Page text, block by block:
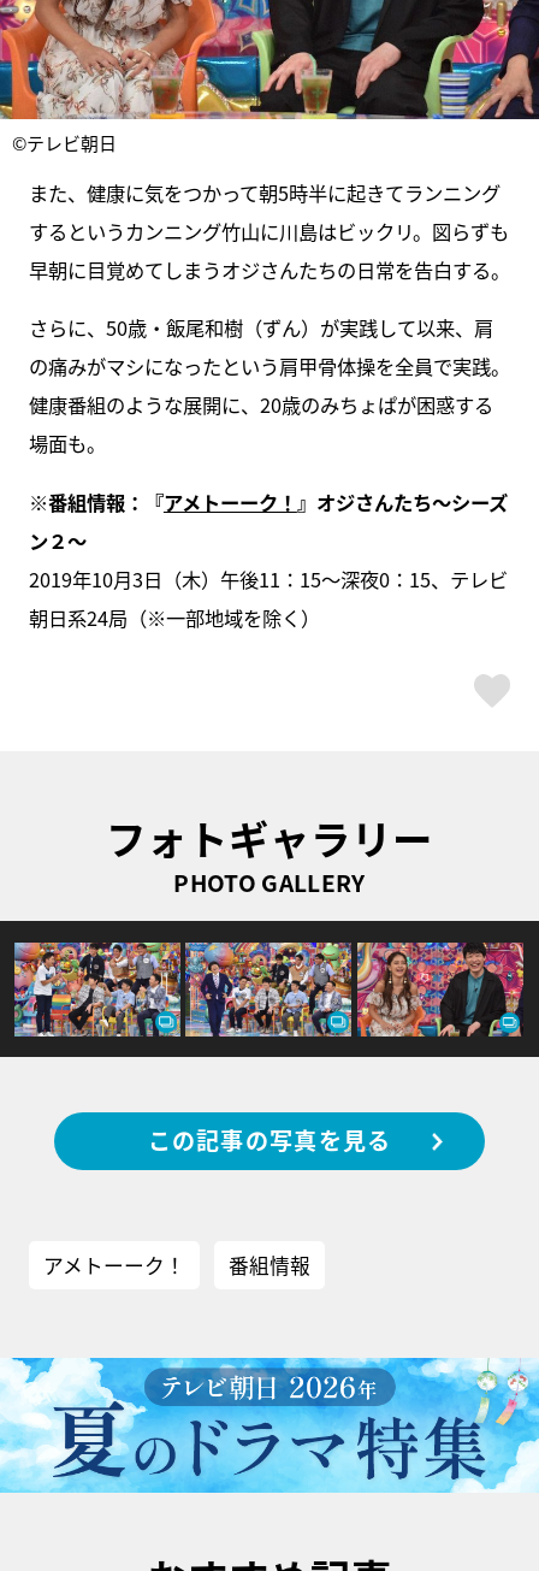
©テレビ朝日
また、健康に気をつかって朝5時半に起きてランニング
するというカンニング竹山に川島はビックリ。図らずも
早朝に目覚めてしまうオジさんたちの日常を告白する。
さらに、50歳・飯尾和樹（ずん）が実践して以来、肩
の痛みがマシになったという肩甲骨体操を全員で実践。
健康番組のような展開に、20歳のみちょぱが困惑する
場面も。
※番組情報：『アメトーーク！ 』オジさんたち～シーズ
ン２～
2019年10月3日（木）午後11：15～深夜0：15、テレビ
朝日系24局（※一部地域を除く）
フォトギャラリー
PHOTO GALLERY
この記事の写真を見る
アメトーーク！ 番組情報